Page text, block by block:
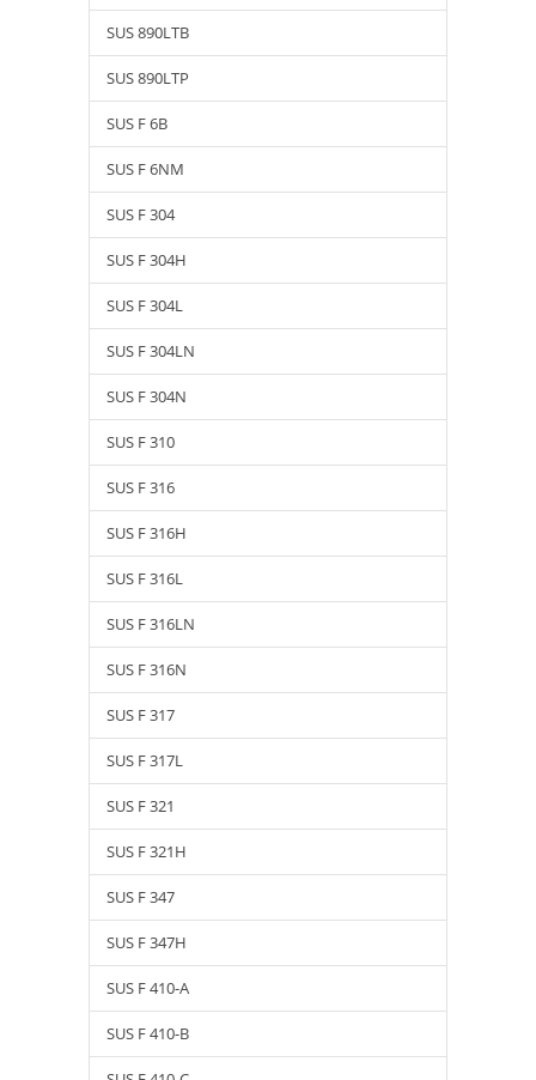
SUS 890LTB
SUS 890LTP
SUS F 6B
SUS F 6NM
SUS F 304
SUS F 304H
SUS F 304L
SUS F 304LN
SUS F 304N
SUS F 310
SUS F 316
SUS F 316H
SUS F 316L
SUS F 316LN
SUS F 316N
SUS F 317
SUS F 317L
SUS F 321
SUS F 321H
SUS F 347
SUS F 347H
SUS F 410-A
SUS F 410-B